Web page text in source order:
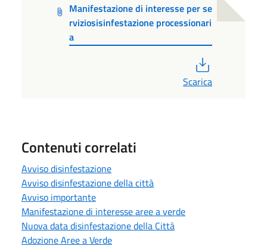
Manifestazione di interesse per se
rviziosisinfestazione processionari
a
Scarica
Contenuti correlati
Avviso disinfestazione
Avviso disinfestazione della città
Avviso importante
Manifestazione di interesse aree a verde
Nuova data disinfestazione della Città
Adozione Aree a Verde